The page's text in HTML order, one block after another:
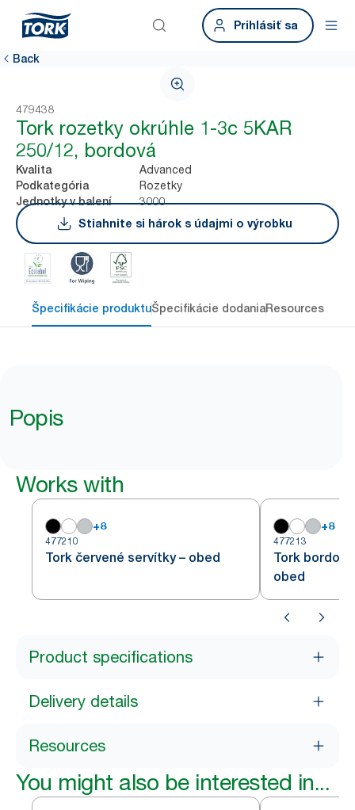
Prihlásiť sa
Back
479438
Tork rozetky okrúhle 1-3c 5KAR
250/12, bordová
Kvalita Advanced
Podkategória Rozetky
Jednotky v balení
3000
Stiahnite si hárok s údajmi o výrobku
Špecifikácie produktuŠpecifikácie dodaniaResources
Popis
Works with
+8
477210
Tork červené servítky – obed
+8
477213
Tork
obed
Product specifications
Delivery details
Resources
You might also be interested in...